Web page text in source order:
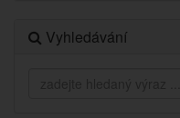
Vyhledávání